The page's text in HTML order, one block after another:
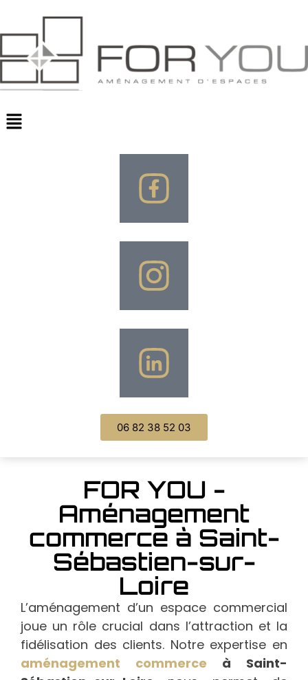
06 82 38 52 03
FOR YOU -
Aménagement
commerce à Saint-
Sébastien-sur-
Loire
L’aménagement d’un espace commercial
joue un rôle crucial dans l’attraction et la
fidélisation des clients. Notre expertise en
aménagement commerce à Saint-